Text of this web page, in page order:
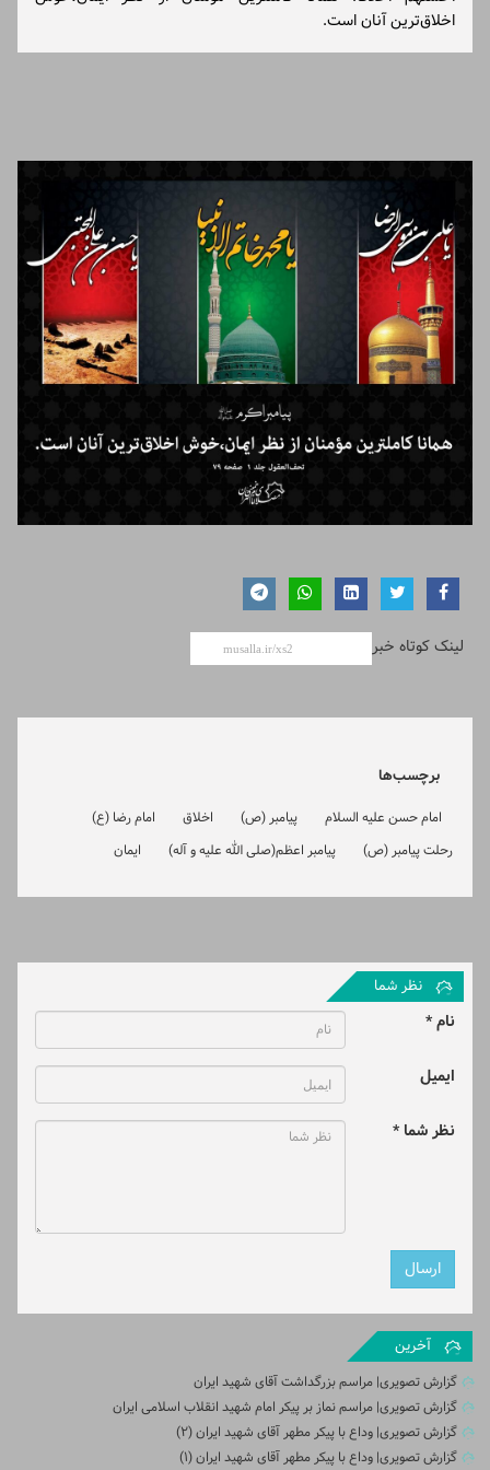
اخلاق‌ترین آنان است.
لینک کوتاه خبر
برچسب‌ها
امام حسن علیه السلام پیامبر (ص) اخلاق
امام رضا (ع)
رحلت پیامبر (ص)
پیامبر اعظم(صلی الله علیه و آله) ایمان
نظر شما
نام *
ایمیل
نظر شما *
آخرین
گزارش تصویری| مراسم بزرگداشت آقای شهید ایران
گزارش تصویری| مراسم نماز بر پیکر امام شهید انقلاب اسلامی ایران
گزارش تصویری| وداع با پیکر مطهر آقای شهید ایران (2)
گزارش تصویری| وداع با پیکر مطهر آقای شهید ایران (1)